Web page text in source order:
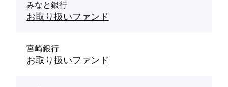
みなと銀行
お取り扱いファンド
宮崎銀行
お取り扱いファンド